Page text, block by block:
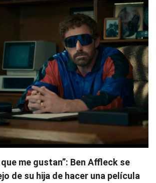
me gustan”: Ben Affleck se
de su hija de hacer una película